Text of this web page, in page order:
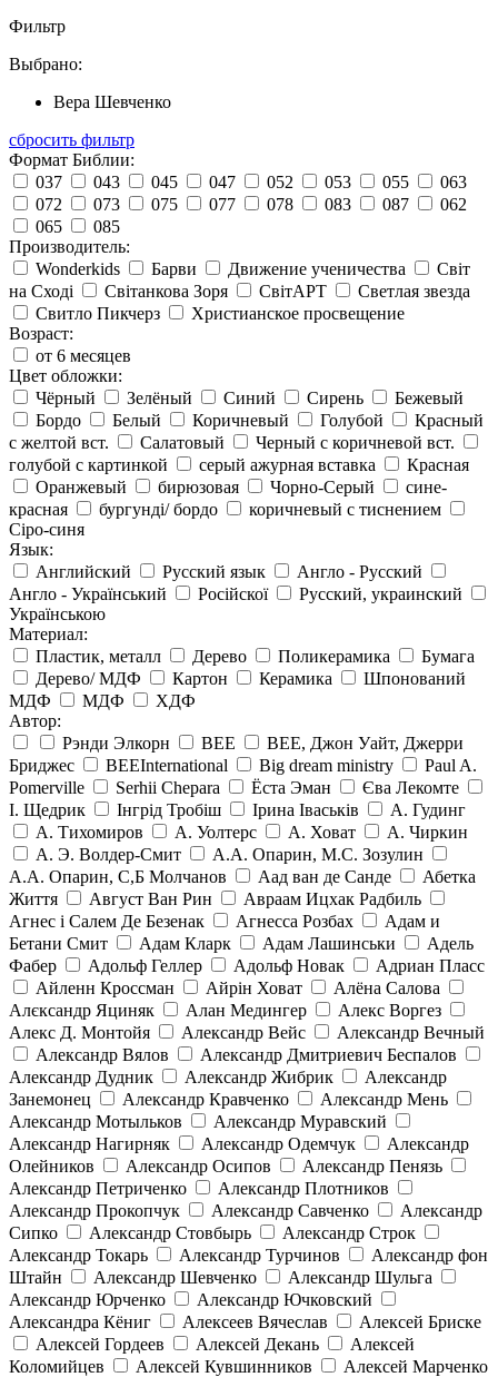
Фильтр
Выбрано:
Вера Шевченко
сбросить фильтр
Формат Библии:
037
043 045 047 052 053 055
063
072
073 075 077 078 083 087
062
065
085
Производитель:
Wonderkids
Барви Движение ученичества
Світ
на Сході
Світанкова Зоря СвітАРТ
Светлая звезда
Свитло Пикчерз
Христианское просвещение
Возраст:
от 6 месяцев
Цвет обложки:
Чёрный
Зелёный Синий Сирень
Бежевый
Бордо
Белый Коричневый Голубой
Красный
с желтой вст.
Салатовый
Черный с коричневой вст.
голубой с картинкой
серый ажурная вставка
Красная
Оранжевый
бирюзовая Чорно-Серый
сине-
красная
бургунді/ бордо
коричневый с тиснением
Сіро-синя
Язык:
Английский
Русский язык
Англо - Русский
Англо - Український
Російскої
Русский, украинский
Українською
Материал:
Пластик, металл
Дерево Поликерамика
Бумага
Дерево/ МДФ
Картон Керамика
Шпонований
МДФ
МДФ
ХДФ
Автор:
Рэнди Элкорн
BEE
BEE, Джон Уайт, Джерри
Бриджес
BEEInternational Big dream ministry
Paul A.
Pomerville
Serhii Chepara Ёста Эман
Єва Лекомте
І. Щедрик
Інгрід Тробіш Ірина Іваськів
А. Гудинг
А. Тихомиров
А. Уолтерс А. Ховат
А. Чиркин
А. Э. Волдер-Смит
А.А. Опарин, М.С. Зозулин
А.А. Опарин, С,Б Молчанов
Аад ван де Санде
Абетка
Життя
Август Ван Рин
Авраам Ицхак Радбиль
Агнес і Салем Де Безенак
Агнесса Розбах
Адам и
Бетани Смит
Адам Кларк Адам Лашинськи
Адель
Фабер
Адольф Геллер Адольф Новак
Адриан Пласс
Айленн Кроссман
Айрін Ховат
Алёна Салова
Алєксандр Яциняк
Алан Медингер
Алекс Воргез
Алекс Д. Монтойя
Александр Вейс
Александр Вечный
Александр Вялов
Александр Дмитриевич Беспалов
Александр Дудник
Александр Жибрик
Александр
Занемонец
Александр Кравченко
Александр Мень
Александр Мотыльков
Александр Муравский
Александр Нагирняк
Александр Одемчук
Александр
Олейников
Александр Осипов
Александр Пенязь
Александр Петриченко
Александр Плотников
Александр Прокопчук
Александр Савченко
Александр
Сипко
Александр Стовбырь
Александр Строк
Александр Токарь
Александр Турчинов
Александр фон
Штайн
Александр Шевченко
Александр Шульга
Александр Юрченко
Александр Ючковский
Александра Кёниг
Алексеев Вячеслав
Алексей Бриске
Алексей Гордеев
Алексей Декань
Алексей
Коломийцев
Алексей Кувшинников Алексей Марченко